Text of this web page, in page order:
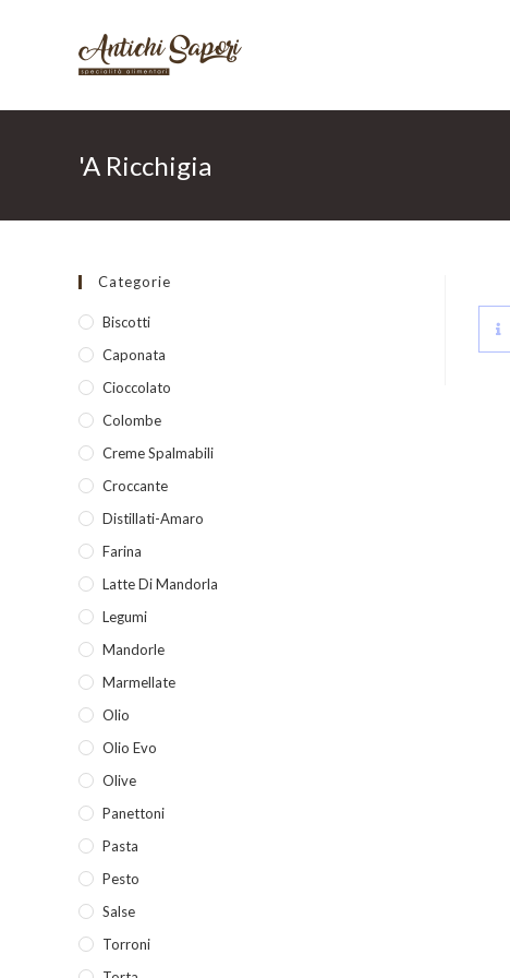
'A Ricchigia
Categorie
Biscotti
Caponata
Cioccolato
Colombe
Creme Spalmabili
Croccante
Distillati-Amaro
Farina
Latte Di Mandorla
Legumi
Mandorle
Marmellate
Olio
Olio Evo
Olive
Panettoni
Pasta
Pesto
Salse
Torroni